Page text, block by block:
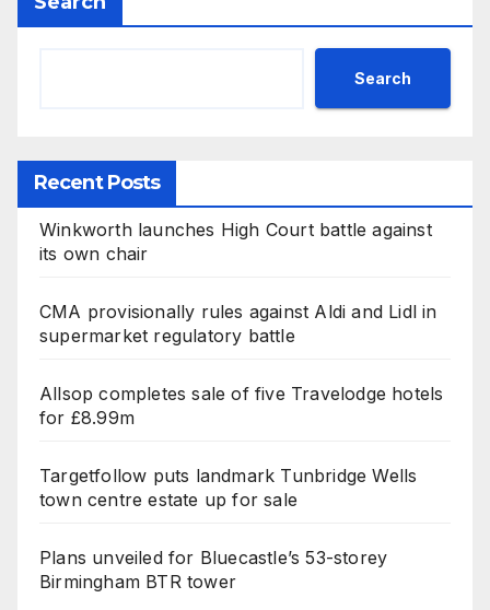
Search
Recent Posts
Winkworth launches High Court battle against
its own chair
CMA provisionally rules against Aldi and Lidl in
supermarket regulatory battle
Allsop completes sale of five Travelodge hotels
for £8.99m
Targetfollow puts landmark Tunbridge Wells
town centre estate up for sale
Plans unveiled for Bluecastle’s 53-storey
Birmingham BTR tower